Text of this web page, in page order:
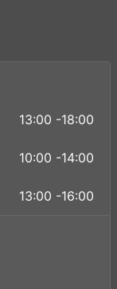
13:00 -18:00
10:00 -14:00
13:00 -16:00